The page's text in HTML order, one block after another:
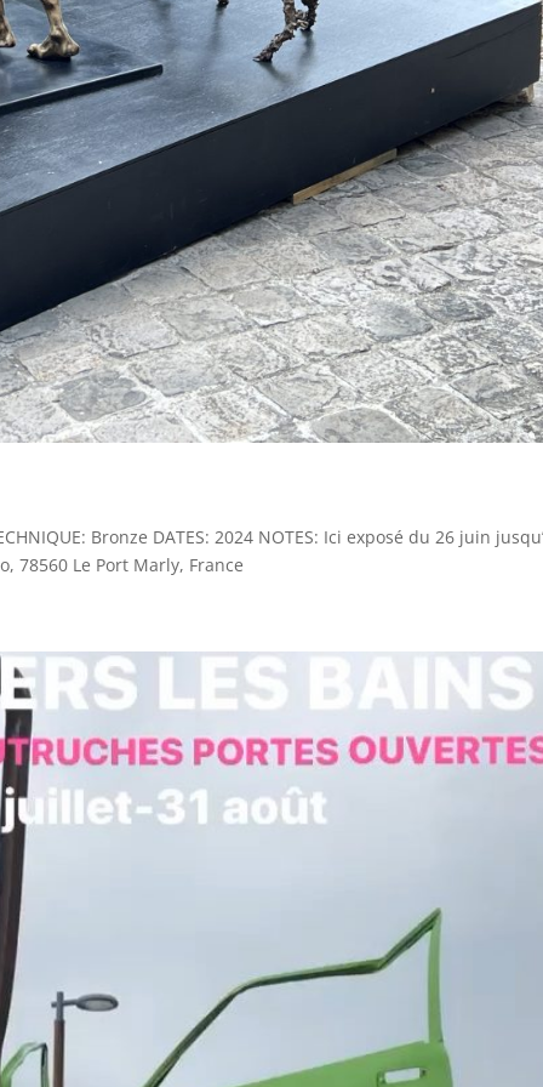
Bronze DATES: 2024 NOTES: Ici exposé du 26 juin
78560 Le Port Marly, France